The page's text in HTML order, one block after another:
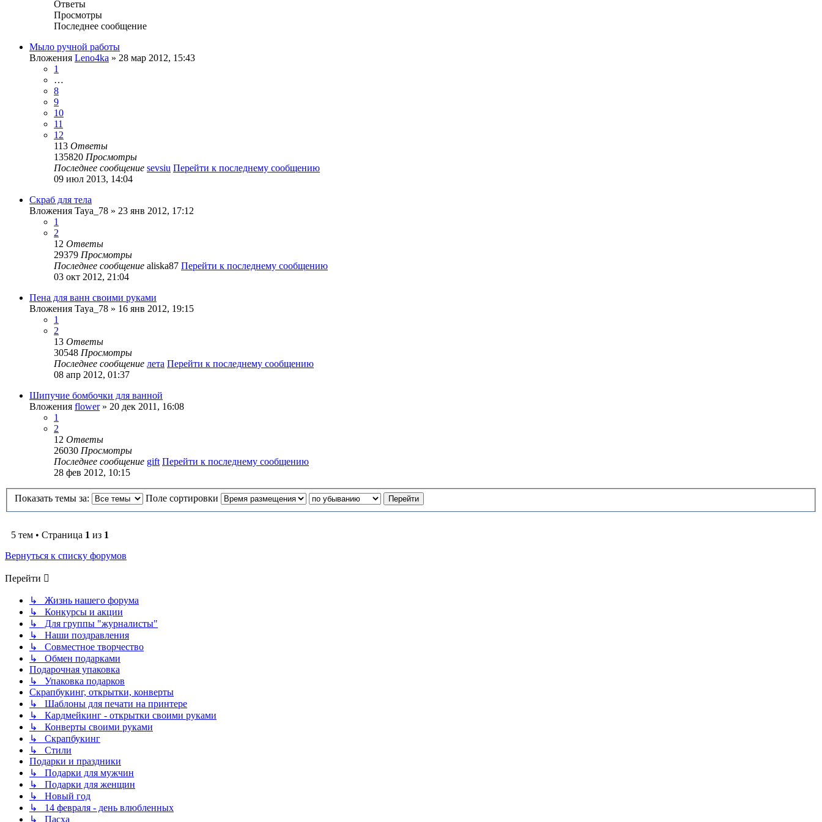
Ответы
Просмотры
Последнее сообщение
Мыло ручной работы
Вложения Leno4ka » 28 мар 2012, 15:43
1
…
8
9
10
11
12
113 Ответы
135820 Просмотры
Последнее сообщение sevsiu Перейти к последнему сообщению
09 июл 2013, 14:04
Скраб для тела
Вложения Taya_78 » 23 янв 2012, 17:12
1
2
12 Ответы
29379 Просмотры
Последнее сообщение aliska87 Перейти к последнему сообщению
03 окт 2012, 21:04
Пена для ванн своими руками
Вложения Taya_78 » 16 янв 2012, 19:15
1
2
13 Ответы
30548 Просмотры
Последнее сообщение лета Перейти к последнему сообщению
08 апр 2012, 01:37
Шипучие бомбочки для ванной
Вложения flower» 20 дек 2011, 16:08
1
2
12 Ответы
26030 Просмотры
Последнее сообщение gift Перейти к последнему сообщению
28 фев 2012, 10:15
Показать темы за: Поле сортировки
5 тем • Страница 1 из 1
Вернуться к списку форумов
Перейти
↳ Жизнь нашего форума
↳ Конкурсы и акции
↳ Для группы "журналисты"
↳ Наши поздравления
↳ Совместное творчество
↳ Обмен подарками
Подарочная упаковка
↳ Упаковка подарков
Скрапбукинг, открытки, конверты
↳ Шаблоны для печати на принтере
↳ Кардмейкинг - открытки своими руками
↳ Конверты своими руками
↳ Скрапбукинг
↳ Стили
Подарки и праздники
↳ Подарки для мужчин
↳ Подарки для женщин
↳ Новый год
↳ 14 февраля - день влюбленных
↳ Пасха